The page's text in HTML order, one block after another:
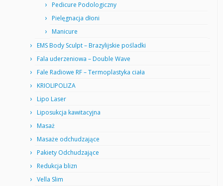
Pedicure Podologiczny
Pielęgnacja dłoni
Manicure
EMS Body Sculpt – Brazylijskie pośladki
Fala uderzeniowa – Double Wave
Fale Radiowe RF – Termoplastyka ciała
KRIOLIPOLIZA
Lipo Laser
Liposukcja kawitacyjna
Masaż
Masaże odchudzające
Pakiety Odchudzające
Redukcja blizn
Vella Slim